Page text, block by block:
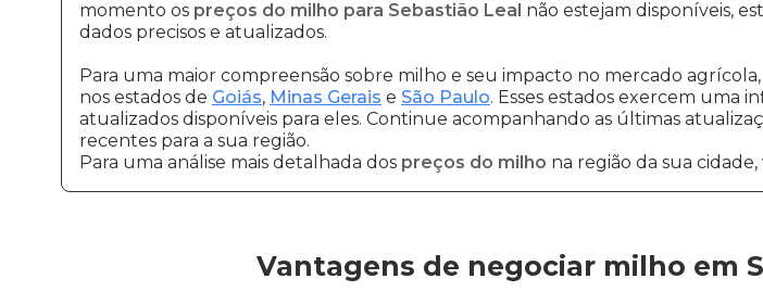
momento os preços do milho para Sebastião Leal não estejam disponíveis,
dados precisos e atualizados.
Para uma maior compreensão sobre milho e seu impacto no mercado
nos estados de Goiás, Minas Gerais e São Paulo. Esses estados exercem uma
atualizados disponíveis para eles. Continue acompanhando as últimas
recentes para a sua região.
Para uma análise mais detalhada dos preços do milho na região da sua
Vantagens de negociar milho em